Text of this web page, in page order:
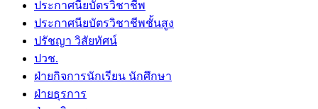
ประกาศนียบัตรวิชาชีพ
ประกาศนียบัตรวิชาชีพชั้นสูง
ปรัชญา วิสัยทัศน์
ปวช.
ฝ่ายกิจการนักเรียน นักศึกษา
ฝ่ายธุรการ